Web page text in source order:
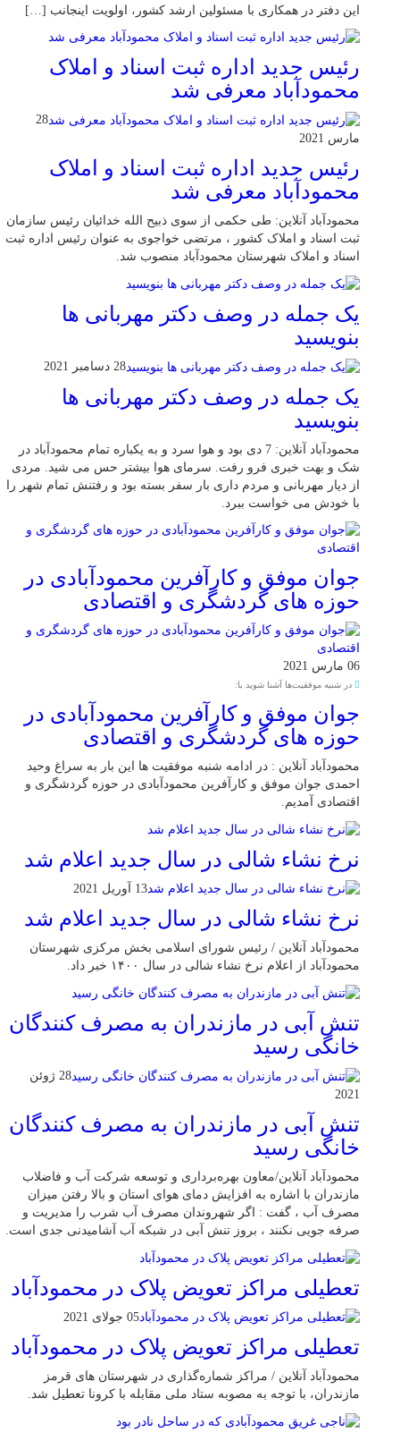
این دفتر در همکاری با مسئولین ارشد کشور، اولویت اینجانب […]
رئیس جدید اداره ثبت اسناد و املاک
محمودآباد معرفی شد
28
مارس 2021
رئیس جدید اداره ثبت اسناد و املاک
محمودآباد معرفی شد
محمودآباد آنلاین: طی حکمی از سوی ذبیح الله خدائیان رئیس سازمان
ثبت اسناد و املاک کشور ، مرتضی خواجوی به عنوان رئیس اداره ثبت
اسناد و املاک شهرستان محمودآباد منصوب شد.
یک جمله در وصف دکتر مهربانی ها
بنویسید
28 دسامبر 2021
یک جمله در وصف دکتر مهربانی ها
بنویسید
محمودآباد آنلاین: 7 دی بود و هوا سرد و به یکباره تمام محمودآباد در
شک و بهت خبری فرو رفت. سرمای هوا بیشتر حس می شید. مردی
از دیار مهربانی و مردم داری بار سفر بسته بود و رفتنش تمام شهر را
با خودش می خواست ببرد.
جوان موفق و کارآفرین محمودآبادی در
حوزه های گردشگری و اقتصادی
06 مارس 2021
در شنبه موفقیت‌ها آشنا شوید با:
جوان موفق و کارآفرین محمودآبادی در
حوزه های گردشگری و اقتصادی
محمودآباد آنلاین : در ادامه شنبه موفقیت ها این بار به سراغ وحید
احمدی جوان موفق و کارآفرین محمودآبادی در حوزه گردشگری و
اقتصادی آمدیم.
نرخ نشاء شالی در سال جدید اعلام شد
13 آوریل 2021
نرخ نشاء شالی در سال جدید اعلام شد
محمودآباد آنلاین / رئیس شورای اسلامی بخش مرکزی شهرستان
محمودآباد از اعلام نرخ نشاء شالی در سال ۱۴۰۰ خبر داد.
تنش آبی در مازندران به مصرف كنندگان
خانگی رسيد
28 ژوئن
2021
تنش آبی در مازندران به مصرف كنندگان
خانگی رسيد
محمودآباد آنلاین/معاون بهره‌برداری و توسعه شرکت آب و فاضلاب
مازندران با اشاره به افزایش دمای هوای استان و بالا رفتن میزان
مصرف آب ، گفت : اگر شهروندان مصرف آب شرب را مدیریت و
صرفه جویی نکنند ، بروز تنش آبی در شبکه آب آشامیدنی جدی است.
تعطیلی مراکز تعویض پلاک در محمودآباد
05 جولای 2021
تعطیلی مراکز تعویض پلاک در محمودآباد
محمودآباد آنلاین / مراکز شماره‌گذاری در شهر‌ستان های قرمز
مازندران، با توجه به مصوبه ستاد ملی مقابله با کرونا تعطیل شد.